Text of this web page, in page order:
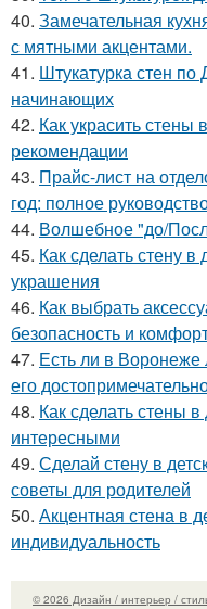
40. Замечательная
с мятными акцентами.
41. Штукатурка стен
начинающих
42. Как украсить стены
рекомендации
43. Прайс-лист на
год: полное
44. Волшебное "до/
45. Как сделать стену в
украшения
46. Как выбрать
безопасность и
47. Есть ли в
его
48. Как сделать стены
интересными
49. Сделай стену в
советы для родителей
50. Акцентная стена в
индивидуальность
© 2026 Дизайн / интерьер /